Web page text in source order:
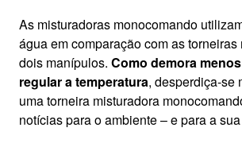
As misturadoras monocomando
água em comparação com as
dois manípulos. Como demora
regular a temperatura, desperdiça-se
uma torneira misturadora
notícias para o ambiente – e para a